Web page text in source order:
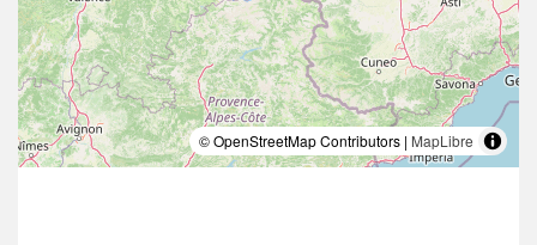
© OpenStreetMap Contributors | MapLibre